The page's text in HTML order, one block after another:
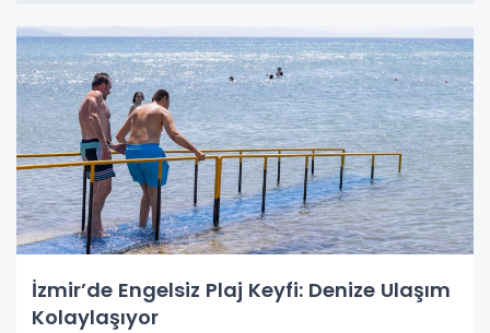
İzmir’de Engelsiz Plaj Keyfi: Denize Ulaşım
Kolaylaşıyor